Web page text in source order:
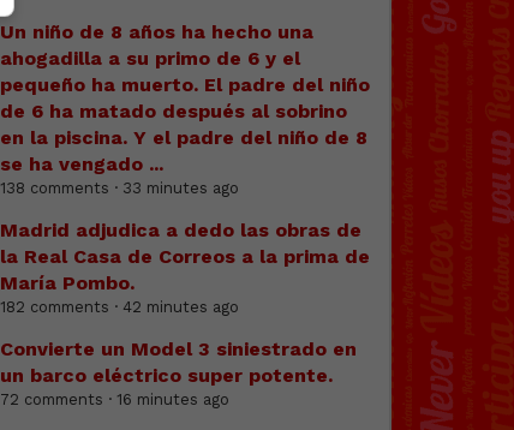
Un niño de 8 años ha hecho una
ahogadilla a su primo de 6 y el
pequeño ha muerto. El padre del niño
de 6 ha matado después al sobrino
en la piscina. Y el padre del niño de 8
se ha vengado ...
138 comments · 33 minutes ago
Madrid adjudica a dedo las obras de
la Real Casa de Correos a la prima de
María Pombo.
182 comments · 42 minutes ago
Convierte un Model 3 siniestrado en
un barco eléctrico super potente.
72 comments · 16 minutes ago